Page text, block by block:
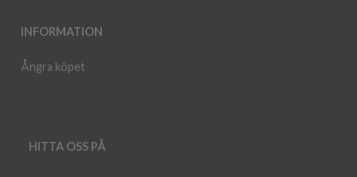
INFORMATION
Ångra köpet
HITTA OSS PÅ